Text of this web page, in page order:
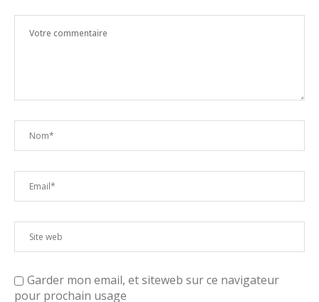
Garder mon email, et siteweb sur ce navigateur
pour prochain usage